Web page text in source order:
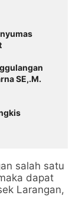
SE,.M.
salah satu
dapat
Larangan,